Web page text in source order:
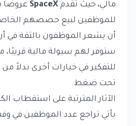
مالي، حيث تقدم SpaceX عروضًا
للموظفين لبيع حصصهم
أن يشعر الموظفون بالثقة
ستوفر لهم سيولة مالية
للتفكير في خيارات أخرى بدلاً
تحت ضغط.
الآثار المترتبة على استقطاب
يأتي تراجع عدد الموظفين في